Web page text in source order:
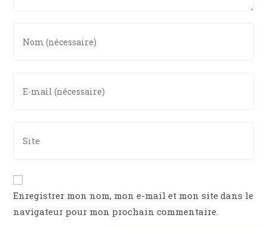
your
username
your
l’URL
votre
site
(facultatif)
Enregistrer mon nom, mon e-mail et mon site dans le
navigateur pour mon prochain commentaire.